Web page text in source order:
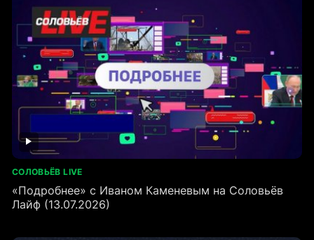
СОЛОВЬЁВ LIVE
«Подробнее» с Иваном Каменевым на Соловьёв
Лайф (13.07.2026)